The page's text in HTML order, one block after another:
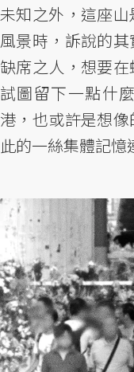
未知之外，這座
風景時，訴說的
缺席之人，想要
試圖留下一點什
港，也或許是想
此的一絲集體記憶